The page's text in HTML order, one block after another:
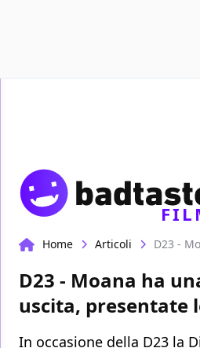
Home Articoli
D23 - Moana ha
uscita, presentate
In occasione della D23 la